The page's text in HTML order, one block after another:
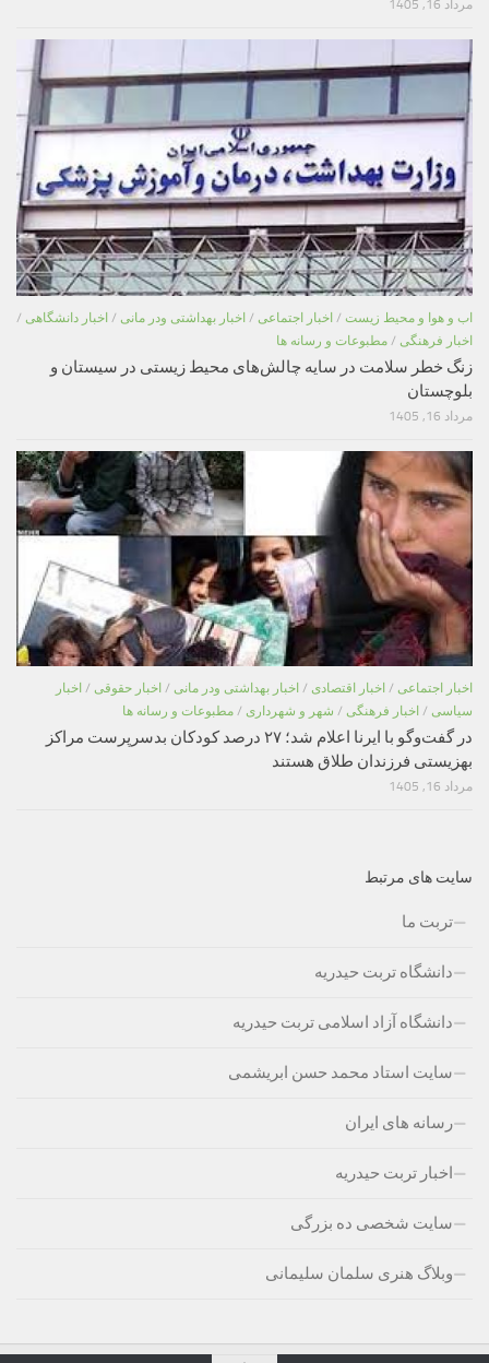
مرداد 16, 1405
اب و هوا و محیط زیست / اخبار اجتماعی / اخبار بهداشتی ودر مانی / اخبار دانشگاهی /
اخبار فرهنگی / مطبوعات و رسانه ها
زنگ خطر سلامت در سایه چالش‌های محیط زیستی در سیستان و
بلوچستان
مرداد 16, 1405
اخبار اجتماعی / اخبار اقتصادی / اخبار بهداشتی ودر مانی / اخبار حقوقی / اخبار
سیاسی / اخبار فرهنگی / شهر و شهرداری / مطبوعات و رسانه ها
در گفت‌وگو با ایرنا اعلام شد؛ ۲۷ درصد کودکان بدسرپرست مراکز
بهزیستی فرزندان طلاق هستند
مرداد 16, 1405
سایت های مرتبط
تربت ما
دانشگاه تربت حیدریه
دانشگاه آزاد اسلامی تربت حیدریه
سایت استاد محمد حسن ابریشمی
رسانه های ایران
اخبار تربت حیدریه
سایت شخصی ده بزرگی
وبلاگ هنری سلمان سلیمانی